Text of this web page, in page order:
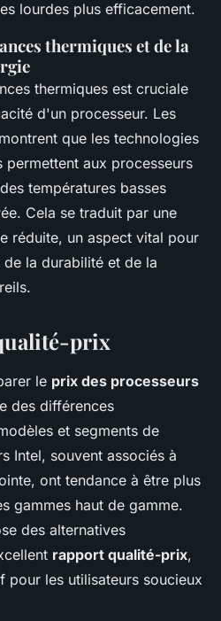
lourdes plus efficacement.
thermiques et de la
thermiques est cruciale
d'un processeur. Les
montrent que les technologies
aux processeurs
températures basses
Cela se traduit par une
réduite, un aspect vital pour
la durabilité et de la
prix
le prix des processeurs
des différences
et segments de
Intel, souvent associés à
ont tendance à être plus
gammes haut de gamme.
des alternatives
rapport qualité-prix,
pour les utilisateurs soucieux